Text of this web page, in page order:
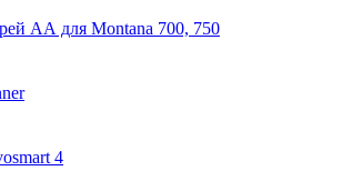
AA для Montana 700, 750
4